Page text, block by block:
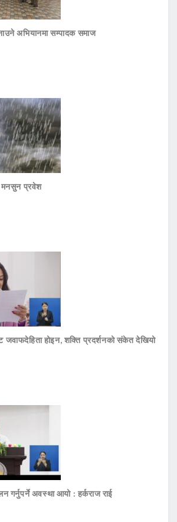
अभियानमा सम्पादक समाज
मनसुन प्रवेश
जवाफदेहिता होइन, शक्ति प्रदर्शनको संकेत देखियो
गर्नुपर्ने अवस्था आयो : हर्कराज राई